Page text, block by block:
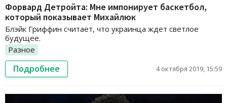
Форвард Детройта: Мне импонирует баскетбол,
который показывает Михайлюк
Блэйк Гриффин считает, что украинца ждет светлое
будущее.
Разное
Подробнее 4 октября 2019, 15:59